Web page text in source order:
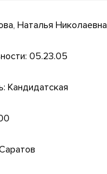
Наталья Николаевна
05.23.05
Кандидатская